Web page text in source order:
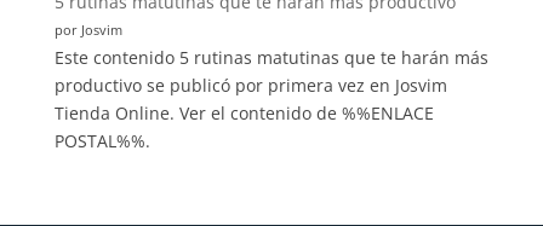
por Josvim
Este contenido 5 rutinas matutinas que te harán más
productivo se publicó por primera vez en Josvim
Tienda Online. Ver el contenido de %%ENLACE
POSTAL%%.